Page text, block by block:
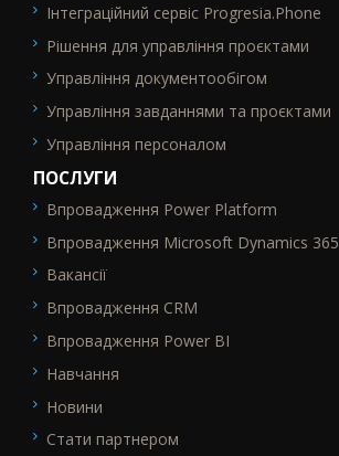
Інтеграційний сервіс Progresia.Phone
Рішення для управління проєктами
Управління документообігом
Управління завданнями та проєктами
Управління персоналом
ПОСЛУГИ
SEO_FTR2
Впровадження Power Platform
Впровадження Microsoft Dynamics 365
Вакансії
Впровадження CRM
Впровадження Power BI
Навчання
Новини
Стати партнером